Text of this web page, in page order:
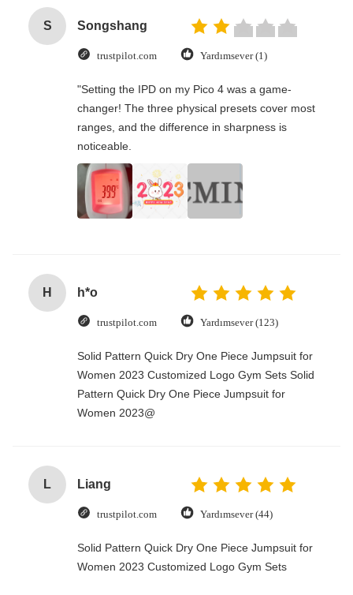
S Songshang
trustpilot.com Yardımsever (1)
"Setting the IPD on my Pico 4 was a game-
changer! The three physical presets cover most
ranges, and the difference in sharpness is
noticeable.
H h*o
trustpilot.com Yardımsever (123)
Solid Pattern Quick Dry One Piece Jumpsuit for
Women 2023 Customized Logo Gym Sets Solid
Pattern Quick Dry One Piece Jumpsuit for
Women 2023@
L Liang
trustpilot.com Yardımsever (44)
Solid Pattern Quick Dry One Piece Jumpsuit for
Women 2023 Customized Logo Gym Sets